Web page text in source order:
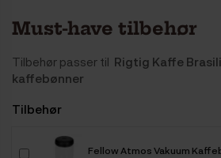
Must-have tilbehør
Tilbehør passer til Rigtig Kaffe
kaffebønner
Tilbehør
Fellow Atmos Vakuum